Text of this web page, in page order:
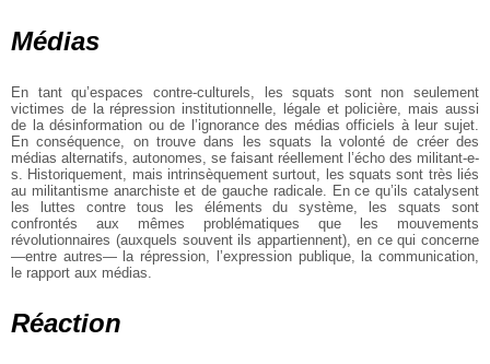
Médias
En tant qu’espaces contre-culturels, les squats sont non seulement
victimes dela répression institutionnelle, légale et policière, mais aussi
de ladésinformation ou de l’ignorance des médias officiels à leur sujet.
En conséquence, on trouve dans les squats la volonté de créer des
médias alternatifs, autonomes, se faisant réellement l’écho des militant-e-
s.
Historiquement, mais intrinsèquement surtout, les squats sont très liés
au militantisme anarchiste et de gauche radicale. En ce qu’ils catalysent
les luttes contre tous les éléments du système, les squats sont
confrontés aux mêmes problématiques que les mouvements
révolutionnaires (auxquels souvent ils appartiennent), en ce qui concerne
—entre autres— la répression, l’expressionpublique, la communication,
le rapport aux médias.
Réaction